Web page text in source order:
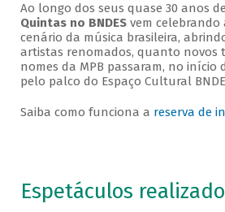
Ao longo dos seus quase 30 anos
Quintas no BNDESvem celebrando
cenário da música brasileira,
artistas renomados, quanto novos
nomes da MPB passaram, no início
pelo palco do Espaço Cultural
Saiba como funciona a reserva de
Espetáculos